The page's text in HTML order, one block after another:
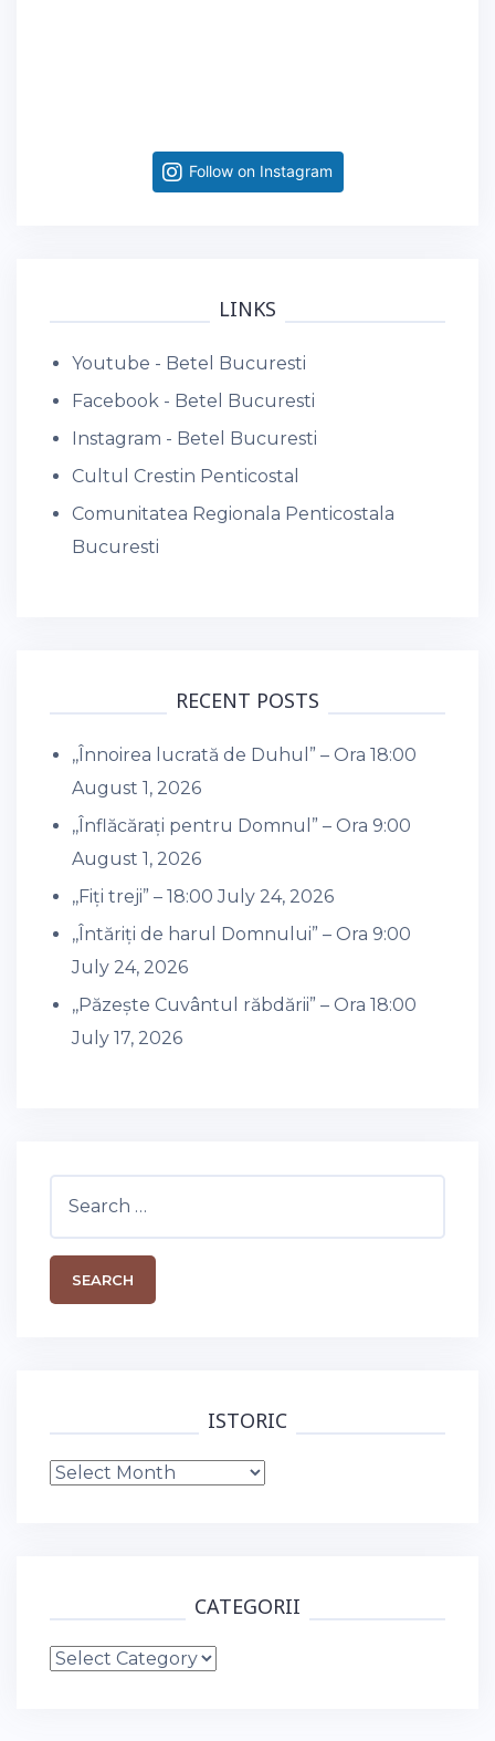
Follow on Instagram
LINKS
Youtube - Betel Bucuresti
Facebook - Betel Bucuresti
Instagram - Betel Bucuresti
Cultul Crestin Penticostal
Comunitatea Regionala Penticostala
Bucuresti
RECENT POSTS
,,Înnoirea lucrată de Duhul” – Ora 18:00
August 1, 2026
,,Înflăcărați pentru Domnul” – Ora 9:00
August 1, 2026
,,Fiți treji” – 18:00 July 24, 2026
,,Întăriți de harul Domnului” – Ora 9:00
July 24, 2026
,,Păzește Cuvântul răbdării” – Ora 18:00
July 17, 2026
ISTORIC
Istoric
CATEGORII
Categorii